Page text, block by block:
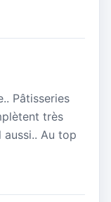
Pâtisseries
très
aussi.. Au top